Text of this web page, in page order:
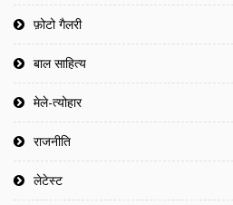
फ़ोटो गैलरी
बाल साहित्य
मेले-त्योहार
राजनीति
लेटेस्ट